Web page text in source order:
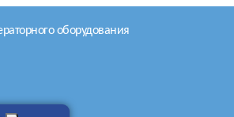
оборудования